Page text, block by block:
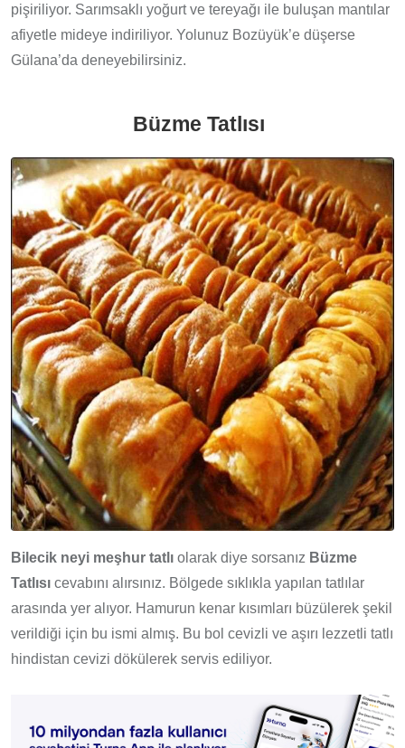
pişiriliyor. Sarımsaklı yoğurt ve tereyağı ile buluşan mantılar
afiyetle mideye indiriliyor. Yolunuz Bozüyük’e düşerse
Gülana’da deneyebilirsiniz.
Büzme Tatlısı
Bilecik neyi meşhur tatlı olarak diye sorsanız Büzme
Tatlısı cevabını alırsınız. Bölgede sıklıkla yapılan tatlılar
arasında yer alıyor. Hamurun kenar kısımları büzülerek şekil
verildiği için bu ismi almış. Bu bol cevizli ve aşırı lezzetli tatlı
hindistan cevizi dökülerek servis ediliyor.